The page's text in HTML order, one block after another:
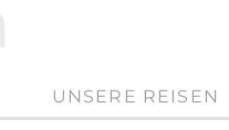
UNSERE REISEN